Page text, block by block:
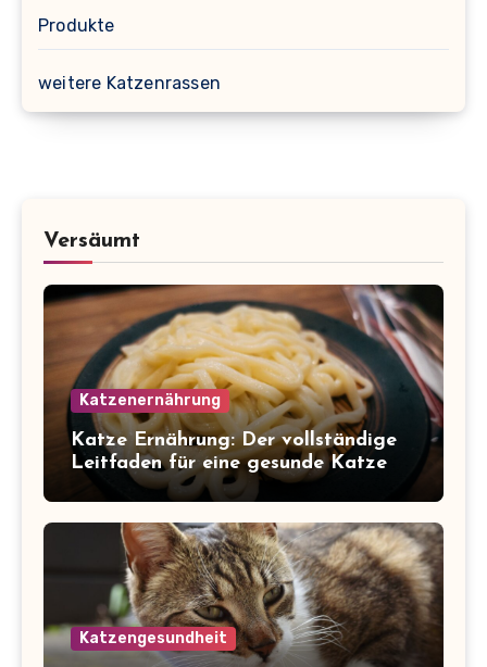
Produkte
weitere Katzenrassen
Versäumt
Katzenernährung
Katze Ernährung: Der vollständige
Leitfaden für eine gesunde Katze
Katzengesundheit